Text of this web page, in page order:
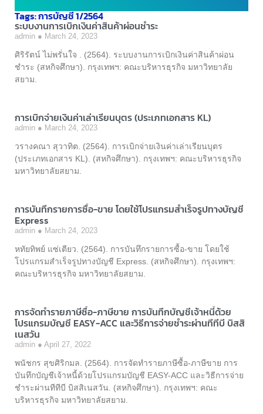
Tags: การบัญชี 1/2564
ระบบงานการเบิกเงินค่าสินค้าผ่อนชำระ
admin March 24, 2023
ศิริรัตน์ ไม่พรั่นใจ . (2564). ระบบงานการเบิกเงินค่าสินค้าผ่อน
ชำระ (สหกิจศึกษา). กรุงเทพฯ: คณะบริหารธุรกิจ มหาวิทยาลัย
สยาม.
การเบิกจ่ายเงินค่าเล่าเรียนบุตร (ประเภทเอกสาร KL)
admin March 24, 2023
วรางคณา สุวาทิต. (2564). การเบิกจ่ายเงินค่าเล่าเรียนบุตร
(ประเภทเอกสาร KL). (สหกิจศึกษา). กรุงเทพฯ: คณะบริหารธุรกิจ
มหาวิทยาลัยสยาม.
การบันทึกรายการซื้อ-ขาย โดยใช้โปรแกรมสำเร็จรูปทางบัญชี
Express
admin March 24, 2023
หทัยทิพย์ แซ่เตียว. (2564). การบันทึกรายการซื้อ-ขาย โดยใช้
โปรแกรมสำเร็จรูปทางบัญชี Express. (สหกิจศึกษา). กรุงเทพฯ:
คณะบริหารธุรกิจ มหาวิทยาลัยสยาม.
การจัดทำรายภาษีซื้อ-ภาษีขาย การบันทึกบัญชีเจ้าหนี้ด้วย
โปรแกรมบัญชี EASY-ACC และวิธีการจ่ายชำระผ่านทีทีบี บิสสิ
เนสวัน
admin April 27, 2022
พนัชกร สุขศิริกมล. (2564). การจัดทำรายภาษีซื้อ-ภาษีขาย การ
บันทึกบัญชีเจ้าหนี้ด้วยโปรแกรมบัญชี EASY-ACC และวิธีการจ่าย
ชำระผ่านทีทีบี บิสสิเนสวัน. (สหกิจศึกษา). กรุงเทพฯ: คณะ
บริหารธุรกิจ มหาวิทยาลัยสยาม.